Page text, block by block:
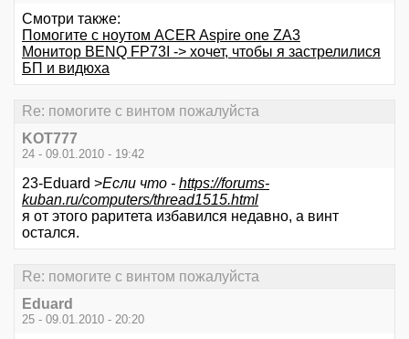
Смотри также:
Помогите с ноутом ACER Aspire one ZA3
Монитор BENQ FP73I -> хочет, чтобы я застрелилися
БП и видюха
Re: помогите с винтом пожалуйста
KOT777
24 - 09.01.2010 - 19:42
23-Eduard >Если что - https://forums-
kuban.ru/computers/thread1515.html
я от этого раритета избавился недавно, а винт
остался.
Re: помогите с винтом пожалуйста
Eduard
25 - 09.01.2010 - 20:20